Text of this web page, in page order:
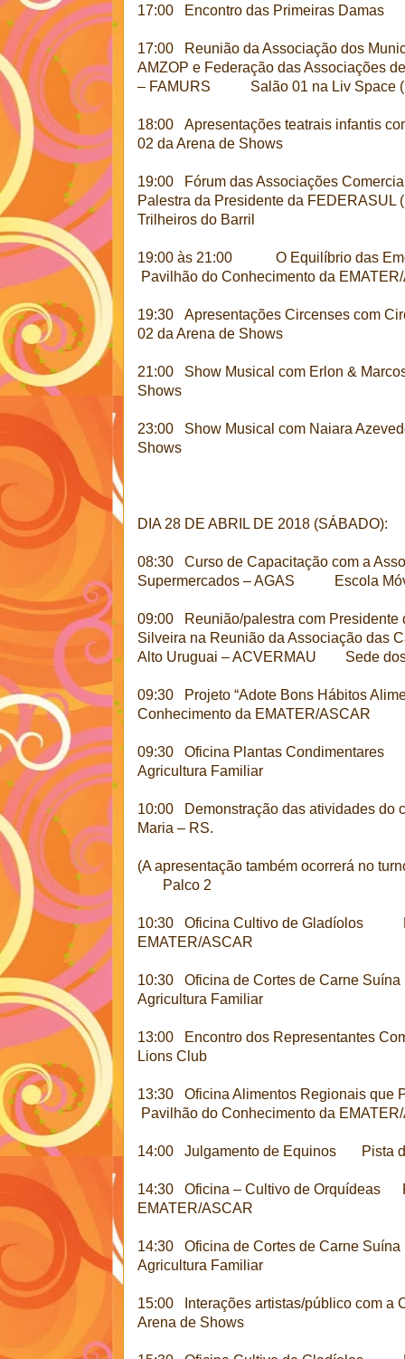
17:00 Encontro das Primeiras Damas
17:00 Reunião da Associação dos
AMZOP e Federação das Associações
– FAMURS Salão 01 na Liv Space
18:00 Apresentações teatrais infantis
02 da Arena de Shows
19:00 Fórum das Associações
Palestra da Presidente da
Trilheiros do Barril
19:00 às 21:00 O Equilíbrio das
Pavilhão do Conhecimento da
19:30 Apresentações Circenses com
02 da Arena de Shows
21:00 Show Musical com Erlon &
Shows
23:00 Show Musical com Naiara
Shows
DIA 28 DE ABRIL DE 2018 (SÁBADO):
08:30 Curso de Capacitação com a
Supermercados – AGAS Escola
09:00 Reunião/palestra com Presidente
Silveira na Reunião da Associação das
Alto Uruguai – ACVERMAU Sede dos
09:30 Projeto “Adote Bons Hábitos
Conhecimento da EMATER/ASCAR
09:30 Oficina Plantas Condimentares
Agricultura Familiar
10:00 Demonstração das atividades do
Maria – RS.
(A apresentação também ocorrerá no
Palco 2
10:30 Oficina Cultivo de Gladíolos
EMATER/ASCAR
10:30 Oficina de Cortes de Carne
Agricultura Familiar
13:00 Encontro dos Representantes
Lions Club
13:30 Oficina Alimentos Regionais
Pavilhão do Conhecimento da
14:00 Julgamento de Equinos Pista
14:30 Oficina – Cultivo de Orquídeas
EMATER/ASCAR
14:30 Oficina de Cortes de Carne
Agricultura Familiar
15:00 Interações artistas/público com a
Arena de Shows